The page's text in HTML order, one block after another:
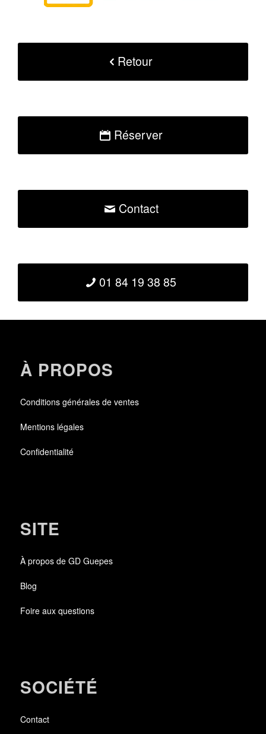
Retour
Réserver
Contact
01 84 19 38 85
À PROPOS
Conditions générales de ventes
Mentions légales
Confidentialité
SITE
À propos de GD Guepes
Blog
Foire aux questions
SOCIÉTÉ
Contact